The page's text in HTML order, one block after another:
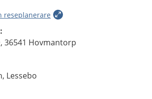
reseplanerare
36541 Hovmantorp
Lessebo